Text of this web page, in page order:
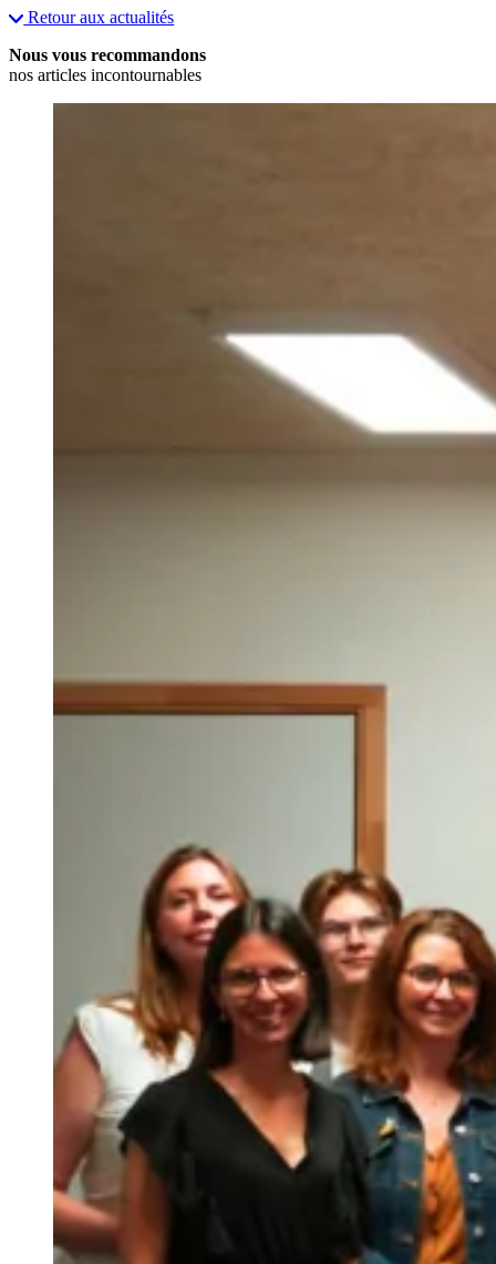
Retour aux actualités
Nous vous recommandons
nos articles incontournables